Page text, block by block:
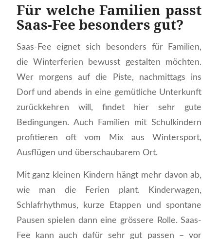
Für welche Familien passt
Saas-Fee besonders gut?
Saas-Fee eignet sich besonders für Familien,
die Winterferien bewusst gestalten möchten.
Wer morgens auf die Piste, nachmittags ins
Dorf und abends in eine gemütliche Unterkunft
zurückkehren will, findet hier sehr gute
Bedingungen. Auch Familien mit Schulkindern
profitieren oft vom Mix aus Wintersport,
Ausflügen und überschaubarem Ort.
Mit ganz kleinen Kindern hängt mehr davon ab,
wie man die Ferien plant. Kinderwagen,
Schlafrhythmus, kurze Etappen und spontane
Pausen spielen dann eine grössere Rolle. Saas-
Fee kann auch dafür sehr gut passen – vor